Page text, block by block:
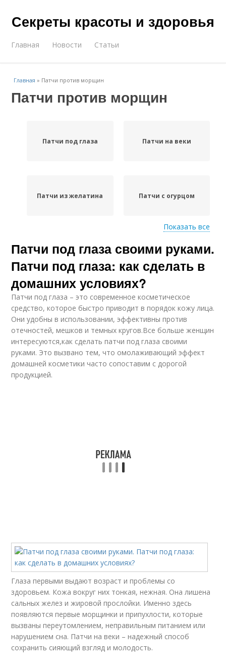
Секреты красоты и здоровья
Главная Новости Статьи
Главная » Патчи против морщин
Патчи против морщин
Патчи под глаза Патчи на веки
Патчи из желатина Патчи с огурцом
Патчи для глаз Патчи от морщин
Самодельные патчи Домашние патчи
Медовые патчи Картофельные патчи
Показать все
Патчи под глаза своими руками.
Патчи под глаза: как сделать в
домашних условиях?
Патчи под глаза – это современное косметическое
средство, которое быстро приводит в порядок кожу лица.
Они удобны в использовании, эффективны против
отечностей, мешков и темных кругов.Все больше женщин
интересуются,как сделать патчи под глаза своими
руками. Это вызвано тем, что омолаживающий эффект
домашней косметики часто сопоставим с дорогой
продукцией.
Глаза первыми выдают возраст и проблемы со
здоровьем. Кожа вокруг них тонкая, нежная. Она лишена
сальных желез и жировой прослойки. Именно здесь
появляются первые морщинки и припухлости, которые
вызваны переутомлением, неправильным питанием или
нарушением сна. Патчи на веки – надежный способ
сохранить сияющий взгляд и молодость.